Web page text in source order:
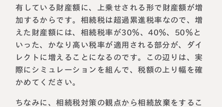
有している財産額に、上乗せされる形で財産額が増
加するからです。相続税は超過累進税率なので、増
えた財産額には、相続税率が30％、40％、50％と
いった、かなり高い税率が適用される部分が、ダイ
レクトに増えることになるのです。この辺りは、実
際にシミュレーションを組んで、税額の上り幅を確
かめてください。
ちなみに、相続税対策の観点から相続放棄をするこ